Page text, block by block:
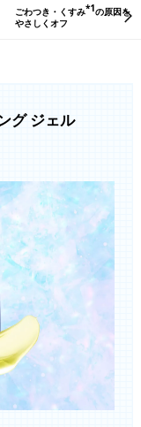
ごわつき・くすみ*1の原因を
やさしくオフ
グ ジェル